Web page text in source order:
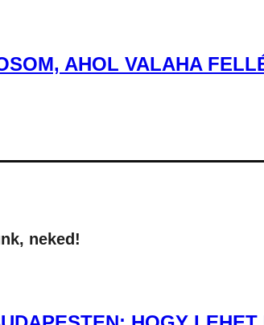
AHOL VALAHA
neked!